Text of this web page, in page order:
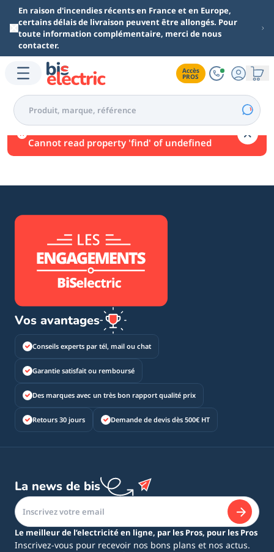
Aller au contenu principal
En raison d'incendies récents en France et en Europe,
certains délais de livraison peuvent être allongés. Pour
toute information complémentaire, merci de nous
contacter.
Accès
PROS
Une erreur est survenue.
Cannot read property 'find' of undefined
Vos avantages
Conseils experts par tél, mail ou chat
Garantie satisfait ou remboursé
Des marques avec un très bon rapport qualité prix
Retours 30 jours Demande de devis dès 500€ HT
La news de bis
Le meilleur de l’electricité en ligne, par les Pros, pour les Pros
Inscrivez-vous pour recevoir nos bons plans et nos actus.